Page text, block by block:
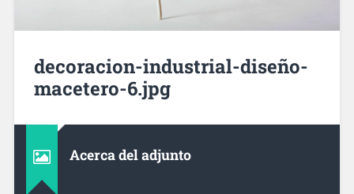
decoracion-industrial-diseño-
macetero-6.jpg
Acerca del adjunto